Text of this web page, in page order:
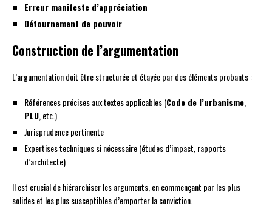
Erreur manifeste d’appréciation
Détournement de pouvoir
Construction de l’argumentation
L’argumentation doit être structurée et étayée par des éléments probants :
Références précises aux textes applicables (Code de l’urbanisme,
PLU, etc.)
Jurisprudence pertinente
Expertises techniques si nécessaire (études d’impact, rapports
d’architecte)
Il est crucial de hiérarchiser les arguments, en commençant par les plus
solides et les plus susceptibles d’emporter la conviction.